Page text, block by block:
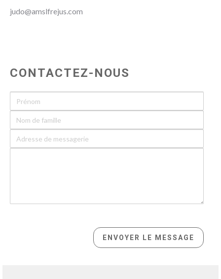
judo@amslfrejus.com
CONTACTEZ-NOUS
Prénom
Nom de famille
Adresse de messagerie